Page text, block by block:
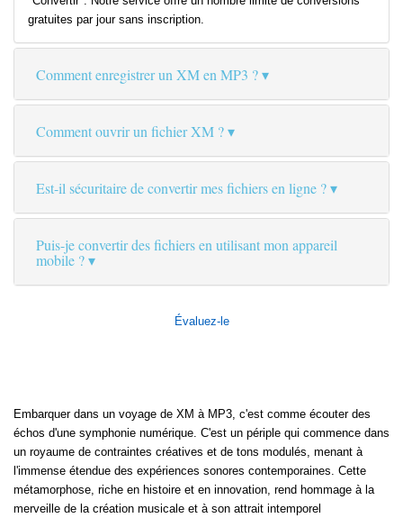
gratuites par jour sans inscription.
Comment enregistrer un XM en MP3 ?
Comment ouvrir un fichier XM ?
Est-il sécuritaire de convertir mes fichiers en ligne ?
Puis-je convertir des fichiers en utilisant mon appareil
mobile ?
Évaluez-le
Embarquer dans un voyage de XM à MP3, c'est comme écouter des
échos d'une symphonie numérique. C'est un périple qui commence dans
un royaume de contraintes créatives et de tons modulés, menant à
l'immense étendue des expériences sonores contemporaines. Cette
métamorphose, riche en histoire et en innovation, rend hommage à la
merveille de la création musicale et à son attrait intemporel